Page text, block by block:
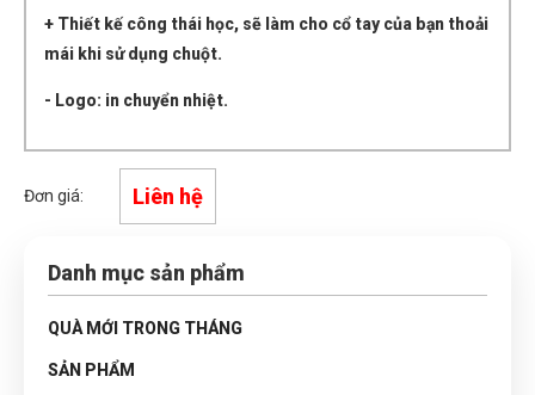
+ Thiết kế công thái học, sẽ làm cho cổ tay của bạn thoải
mái khi sử dụng chuột.
- Logo: in chuyển nhiệt.
Đơn giá: Liên hệ
Danh mục sản phẩm
QUÀ MỚI TRONG THÁNG
SẢN PHẨM